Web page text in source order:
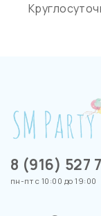
8 (916) 527
пн-пт с 10:00 до 19:00